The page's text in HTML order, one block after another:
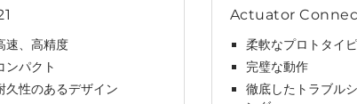
速、高精度
ンパクト
久性のあるデザイン
Actuator
柔軟なプロトタイ
完璧な動作
徹底したトラブル